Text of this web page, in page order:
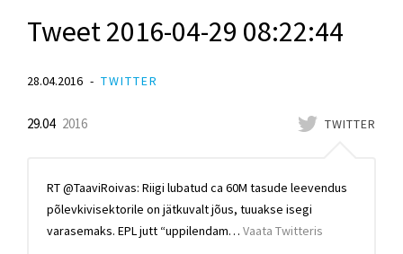
Tweet 2016-04-29 08:22:44
28.04.2016 TWITTER
TWITTER
29.04 2016
RT @TaaviRoivas: Riigi lubatud ca 60M tasude leevendus
põlevkivisektorile on jätkuvalt jõus, tuuakse isegi
varasemaks. EPL jutt “uppilendam… Vaata Twitteris